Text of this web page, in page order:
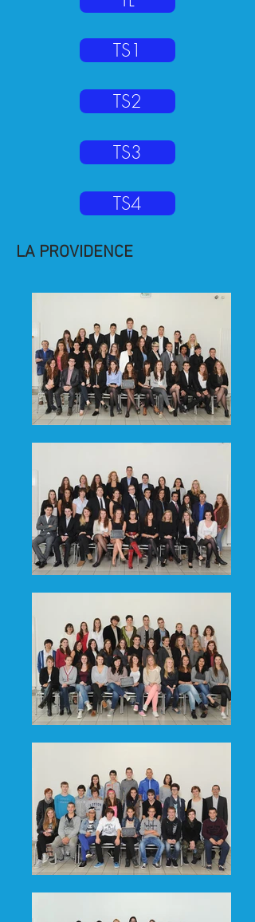
TS1
TS2
TS3
TS4
LA PROVIDENCE